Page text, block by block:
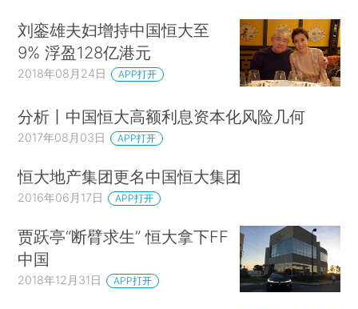
刘銮雄夫妇增持中国恒大至
9% 浮盈128亿港元
2018年08月24日 APP打开
分析丨中国恒大高额利息资本化风险几何
2017年08月03日 APP打开
恒大地产集团更名中国恒大集团
2016年06月17日 APP打开
贾跃亭“断臂求生” 恒大拿下FF
中国
2018年12月31日 APP打开